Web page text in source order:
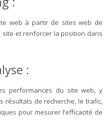
web à partir de sites web de
site et renforcer la position dans
:
performances du site web, y
résultats de recherche, le trafic,
pour mesurer l’efficacité de